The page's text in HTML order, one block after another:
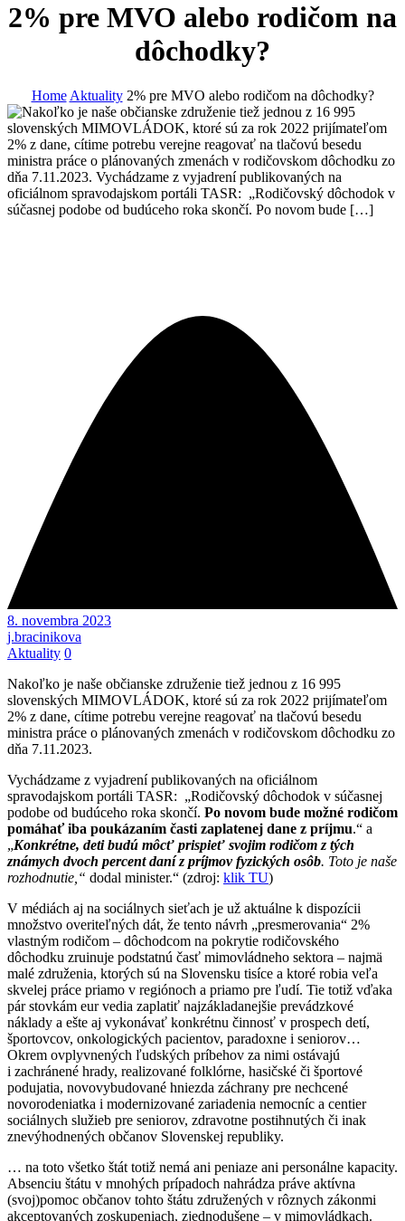
2% pre MVO alebo rodičom na
dôchodky?
Home Aktuality 2% pre MVO alebo rodičom na dôchodky?
8. novembra 2023
j.bracinikova
Aktuality 0
Nakoľko je naše občianske združenie tiež jednou z 16 995
slovenských MIMOVLÁDOK, ktoré sú za rok 2022 prijímateľom
2% z dane, cítime potrebu verejne reagovať na tlačovú besedu
ministra práce o plánovaných zmenách v rodičovskom dôchodku zo
dňa 7.11.2023.
Vychádzame z vyjadrení publikovaných na oficiálnom
spravodajskom portáli TASR: „Rodičovský dôchodok v súčasnej
podobe od budúceho roka skončí. Po novom bude možné rodičom
pomáhať iba poukázaním časti zaplatenej dane z príjmu.“ a
„Konkrétne, deti budú môcť prispieť svojim rodičom z tých
známych dvoch percent daní z príjmov fyzických osôb. Toto je naše
rozhodnutie,“ dodal minister.“ (zdroj: klik TU)
V médiách aj na sociálnych sieťach je už aktuálne k dispozícii
množstvo overiteľných dát, že tento návrh „presmerovania“ 2%
vlastným rodičom – dôchodcom na pokrytie rodičovského
dôchodku zruinuje podstatnú časť mimovládneho sektora – najmä
malé združenia, ktorých sú na Slovensku tisíce a ktoré robia veľa
skvelej práce priamo v regiónoch a priamo pre ľudí. Tie totiž vďaka
pár stovkám eur vedia zaplatiť najzákladanejšie prevádzkové
náklady a ešte aj vykonávať konkrétnu činnosť v prospech detí,
športovcov, onkologických pacientov, paradoxne i seniorov…
Okrem ovplyvnených ľudských príbehov za nimi ostávajú
i zachránené hrady, realizované folklórne, hasičské či športové
podujatia, novovybudované hniezda záchrany pre nechcené
novorodeniatka i modernizované zariadenia nemocníc a centier
sociálnych služieb pre seniorov, zdravotne postihnutých či inak
znevýhodnených občanov Slovenskej republiky.
… na toto všetko štát totiž nemá ani peniaze ani personálne kapacity.
Absenciu štátu v mnohých prípadoch nahrádza práve aktívna
(svoj)pomoc občanov tohto štátu združených v rôznych zákonmi
akceptovaných zoskupeniach, zjednodušene – v mimovládkach.